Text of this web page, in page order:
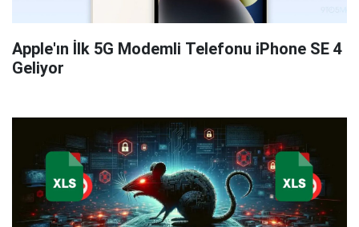
Apple'ın İlk 5G Modemli Telefonu iPhone SE 4
Geliyor